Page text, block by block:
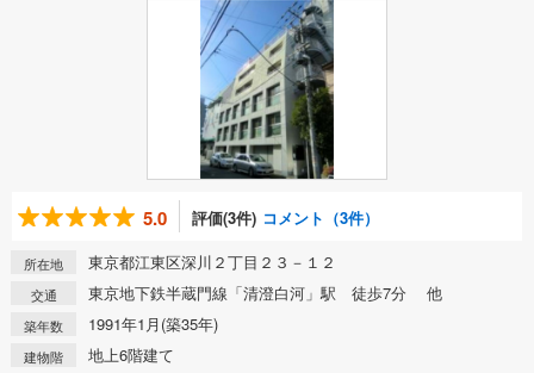
5.0 評価(3件) コメント（3件）
所在地 東京都江東区深川２丁目２３－１２
交通 東京地下鉄半蔵門線「清澄白河」駅 徒歩7分 他
築年数 1991年1月(築35年)
建物階 地上6階建て